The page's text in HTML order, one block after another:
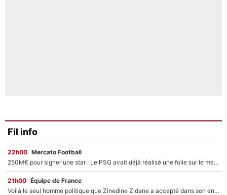
Fil info
22h00 Mercato Football
250M€ pour signer une star : Le PSG avait déjà réalisé une folie sur le mercato bien avant Neymar !
21h00 Équipe de France
Voilà le seul homme politique que Zinedine Zidane a accepté dans son entourage : «Je garde un très bon souvenir de lui»